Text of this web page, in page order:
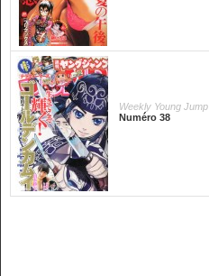
Weekly Young Jump
Numéro 38